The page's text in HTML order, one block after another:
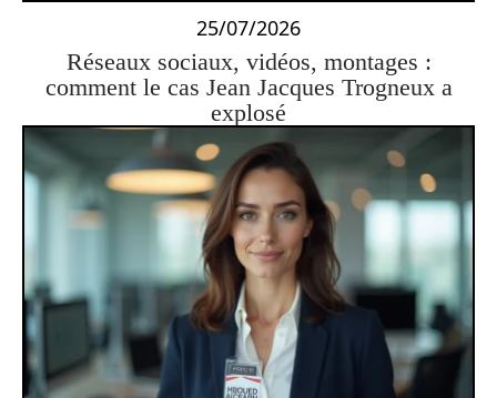
25/07/2026
Réseaux sociaux, vidéos, montages :
comment le cas Jean Jacques Trogneux a
explosé